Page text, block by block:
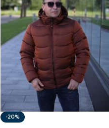
-20%